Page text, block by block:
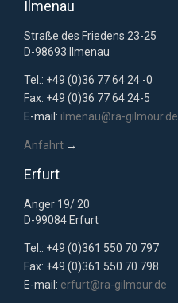
Ilmenau
Straße des Friedens 23-25
D-98693 Ilmenau
Tel.: +49 (0)36 77 64 24 -0
Fax: +49 (0)36 77 64 24-5
E-mail: ilmenau@ra-gilmour.de
Anfahrt →
Erfurt
Anger 19/ 20
D-99084 Erfurt
Tel.: +49 (0)361 550 70 797
Fax: +49 (0)361 550 70 798
E-mail: erfurt@ra-gilmour.de